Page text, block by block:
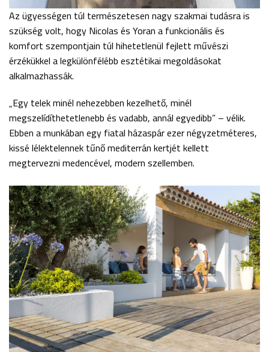
Az ügyességen túl természetesen nagy szakmai tudásra is
szükség volt, hogy Nicolas és Yoran a funkcionális és
komfort szempontjain túl hihetetlenül fejlett művészi
érzékükkel a legkülönfélébb esztétikai megoldásokat
alkalmazhassák.
„Egy telek minél nehezebben kezelhető, minél
megszelídíthetetlenebb és vadabb, annál egyedibb” – vélik.
Ebben a munkában egy fiatal házaspár ezer négyzetméteres,
kissé lélektelennek tűnő mediterrán kertjét kellett
megtervezni medencével, modern szellemben.